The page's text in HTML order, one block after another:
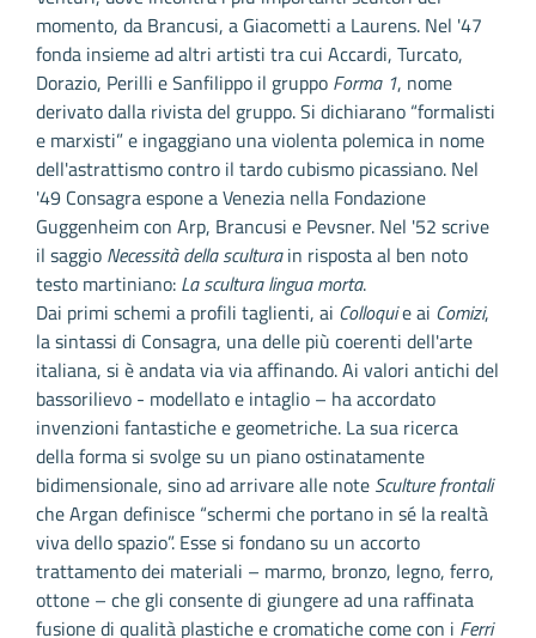
momento, da Brancusi, a Giacometti a Laurens. Nel '47
fonda insieme ad altri artisti tra cui Accardi, Turcato,
Dorazio, Perilli e Sanfilippo il gruppo Forma 1, nome
derivato dalla rivista del gruppo. Si dichiarano “formalisti
e marxisti” e ingaggiano una violenta polemica in nome
dell'astrattismo contro il tardo cubismo picassiano. Nel
'49 Consagra espone a Venezia nella Fondazione
Guggenheim con Arp, Brancusi e Pevsner. Nel '52 scrive
il saggio Necessità della sculturain risposta al ben noto
testo martiniano: La scultura lingua morta.
Dai primi schemi a profili taglienti, ai Colloquie ai Comizi,
la sintassi di Consagra, una delle più coerenti dell'arte
italiana, si è andata via via affinando. Ai valori antichi del
bassorilievo - modellato e intaglio – ha accordato
invenzioni fantastiche e geometriche. La sua ricerca
della forma si svolge su un piano ostinatamente
bidimensionale, sino ad arrivare alle note Sculture frontali
che Argan definisce “schermi che portano in sé la realtà
viva dello spazio”. Esse si fondano su un accorto
trattamento dei materiali – marmo, bronzo, legno, ferro,
ottone – che gli consente di giungere ad una raffinata
fusione di qualità plastiche e cromatiche come con i Ferri